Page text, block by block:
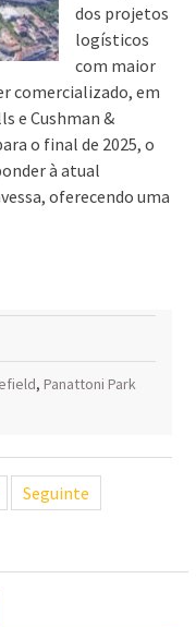
dos projetos
logísticos
com maior
comercializado, em
e Cushman &
o final de 2025, o
à atual
oferecendo uma
, Panattoni Park
Seguinte